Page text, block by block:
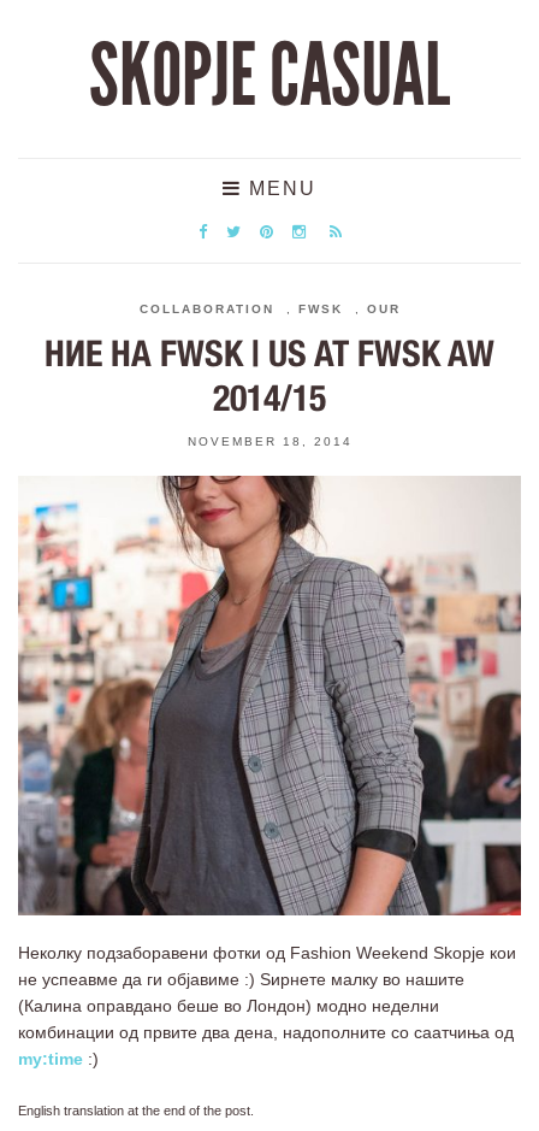
SKOPJE CASUAL
MENU
COLLABORATION FWSK OUR
НИЕ НА FWSK | US AT FWSK AW
2014/15
NOVEMBER 18, 2014
Неколку подзаборавени фотки од Fashion Weekend Skopje кои
не успеавме да ги објавиме :) Ѕирнете малку во нашите
(Калина оправдано беше во Лондон) модно неделни
комбинации од првите два дена, надополните со саатчиња од
my:time :)
English translation at the end of the post.